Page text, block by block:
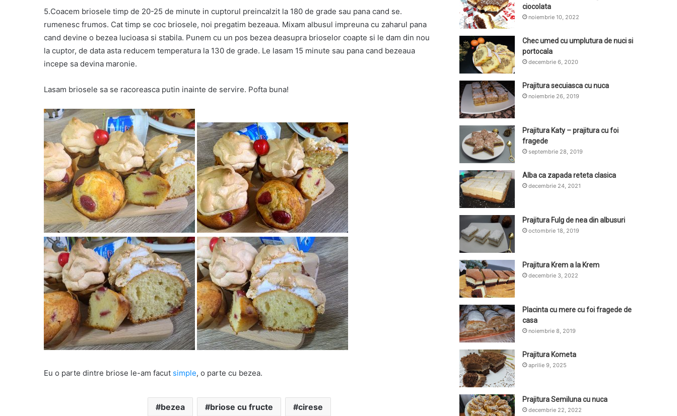
5.Coacem briosele timp de 20-25 de minute in cuptorul preincalzit la 180 de grade sau pana cand se.
rumenesc frumos. Cat timp se coc briosele, noi pregatim bezeaua. Mixam albusul impreuna cu zaharul pana
cand devine o bezea lucioasa si stabila. Punem cu un pos bezea deasupra brioselor coapte si le dam din nou
la cuptor, de data asta reducem temperatura la 130 de grade. Le lasam 15 minute sau pana cand bezeaua
incepe sa devina maronie.
Lasam briosele sa se racoreasca putin inainte de servire. Pofta buna!
Eu o parte dintre briose le-am facut simple, o parte cu bezea.
bezea briose cu fructe cirese
ciocolata
noiembrie 10, 2022
Chec umed cu umplutura de nuci si
portocala
decembrie 6, 2020
Prajitura secuiasca cu nuca
noiembrie 26, 2019
Prajitura Katy – prajitura cu foi
fragede
septembrie 28, 2019
Alba ca zapada reteta clasica
decembrie 24, 2021
Prajitura Fulg de nea din albusuri
octombrie 18, 2019
Prajitura Krem a la Krem
decembrie 3, 2022
Placinta cu mere cu foi fragede de
casa
noiembrie 8, 2019
Prajitura Kometa
aprilie 9, 2025
Prajitura Semiluna cu nuca
decembrie 22, 2022